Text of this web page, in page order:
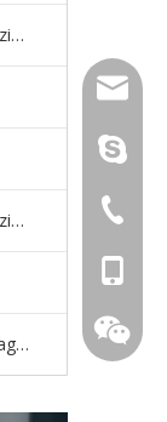
Sistema di riscaldamento a induzione della paniera
Sistema di riscaldamento a induzione
Produttore di agitatori elettromagnetici
dal
+86-